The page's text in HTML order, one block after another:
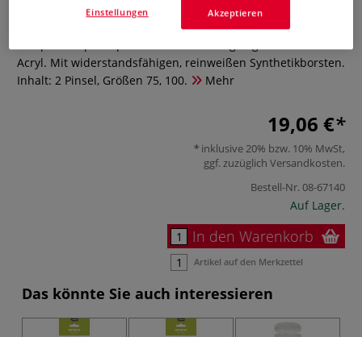
0 Bewertungen
Acryl. Mit widerstandsfähigen, reinweißen Synthetikborsten.
Inhalt: 2 Pinsel, Größen 75, 100.
Mehr
19,06 €
inklusive 20% bzw. 10% MwSt,
ggf. zuzüglich Versandkosten.
Bestell-Nr.08-67140
Auf Lager.
In den Warenkorb
Artikel auf den Merkzettel
Das könnte Sie auch interessieren
Akzeptieren
Einstellungen